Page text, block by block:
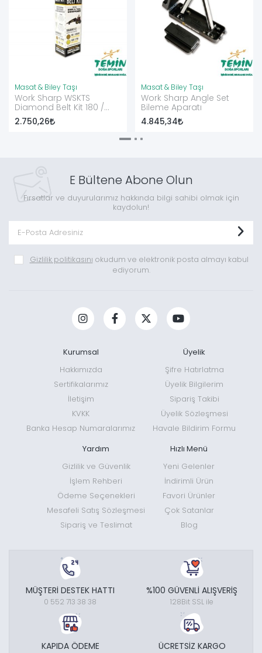
Masat & Biley Taşı
Work Sharp WSKTS
Diamond Belt Kit 180 /
1500 Bıçak - Çakı Bileme
Aleti
2.750,26
Masat & Biley Taşı
Work Sharp Angle Set
Bileme Aparatı
4.845,34
E Bültene Abone Olun
Fırsatlar ve duyurularımız hakkında bilgi sahibi olmak için
kaydolun!
Gizlilik politikasını okudum ve elektronik posta almayı kabul
ediyorum.
Kurumsal
Hakkımızda
Sertifikalarımız
İletişim
KVKK
Banka Hesap Numaralarımız
Üyelik
Şifre Hatırlatma
Üyelik Bilgilerim
Sipariş Takibi
Üyelik Sözleşmesi
Havale Bildirim Formu
Yardım
Gizlilik ve Güvenlik
İşlem Rehberi
Ödeme Seçenekleri
Mesafeli Satış Sözleşmesi
Sipariş ve Teslimat
Hızlı Menü
Yeni Gelenler
İndirimli Ürün
Favori Ürünler
Çok Satanlar
Blog
MÜŞTERİ DESTEK HATTI
0 552 713 38 38
%100 GÜVENLİ ALIŞVERİŞ
128Bit SSL ile
KAPIDA ÖDEME ÜCRETSİZ KARGO